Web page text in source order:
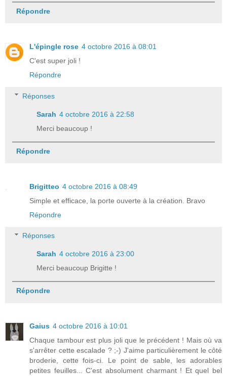
Répondre
L'épingle rose 4 octobre 2016 à 08:01
C'est super joli !
Répondre
Réponses
Sarah 4 octobre 2016 à 22:58
Merci beaucoup !
Répondre
Brigitteo 4 octobre 2016 à 08:49
Simple et efficace, la porte ouverte à la création. Bravo
Répondre
Réponses
Sarah 4 octobre 2016 à 23:00
Merci beaucoup Brigitte !
Répondre
Gaius 4 octobre 2016 à 10:01
Chaque tambour est plus joli que le précédent ! Mais où va
s'arrêter cette escalade ? ;-) J'aime particulièrement le côté
broderie, cette fois-ci. Le point de sable, les adorables
petites feuilles... C'est absolument charmant ! Et quel bel